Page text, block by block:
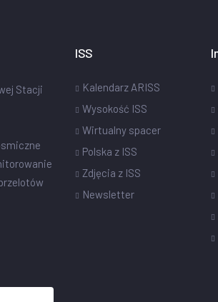
Stacji
ISS
Kalendarz ARISS
Wysokość ISS
Wirtualny spacer
Polska z ISS
Zdjęcia z ISS
Newsletter